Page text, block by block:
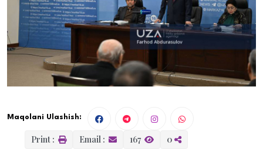
Maqolani Ulashish:
Print : Email : 167 0